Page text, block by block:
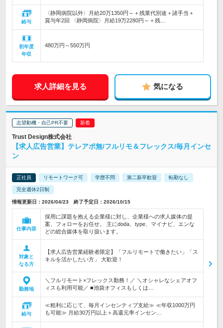
給与
〈静岡病院以外〉月給20万1350円～＋残業代別途＋諸手当＋
賞与年2回 〈静岡病院〉月給19万2280円～＋残…
初年度
年収
480万円～550万円
求人詳細を見る 気になる
志望動機・自己PR不要
Trust Design株式会社
【求人広告営業】テレアポ無/フルリモ＆フレックス/毎月インセ
ン
正社員 リモートワーク可 学歴不問 第二新卒歓迎 転勤なし
完全週休2日制
情報更新日：2026/04/23 終了予定日：2026/10/15
仕事内容
採用に課題を抱える企業様に対し、企業様への求人媒体の提
案、フォローをお任せ。 主にdoda、type、マイナビ、エンな
どの総合媒体を取り扱います。
対象と
なる方
【求人広告営業経験者限定】「フルリモートで働きたい」「ス
キルを活かしたい方」 大歓迎！
勤務地
＼フルリモート×フレックス勤務！／ ＼オシャレなシェアオフ
ィスも利用可能／ ■池袋オフィスもしくは…
給与
≪粗利に応じて、毎月インセンティブ支給≫ ≪年収1000万円
も可能≫ 月給30万円以上＋高還元率インセン…